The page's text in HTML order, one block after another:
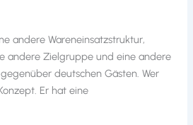
andere Wareneinsatzstruktur,
andere Zielgruppe und eine andere
deutschen Gästen. Wer
Er hat eine